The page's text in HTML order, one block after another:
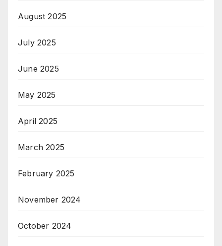
August 2025
July 2025
June 2025
May 2025
April 2025
March 2025
February 2025
November 2024
October 2024